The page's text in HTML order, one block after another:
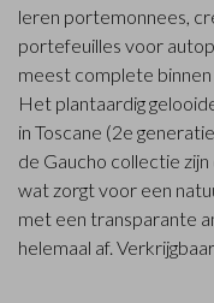
leren portemonnees,
portefeuilles voor
meest complete
Het plantaardig
in Toscane (2e
de Gaucho collectie
wat zorgt voor een
met een transparante
helemaal af.